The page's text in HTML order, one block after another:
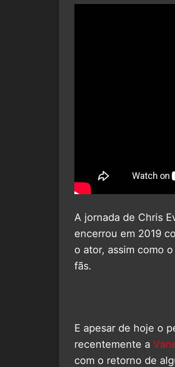
A jornada de Chris
encerrou em 2019
o ator, assim como
fãs.
E apesar de hoje o
recentemente a
com o retorno de